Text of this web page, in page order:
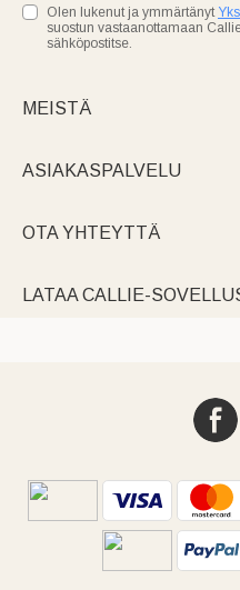
Olen lukenut ja ymmärtänyt
suostun vastaanottamaan
sähköpostitse.
MEISTÄ
ASIAKASPALVELU
OTA YHTEYTTÄ
LATAA CALLIE-